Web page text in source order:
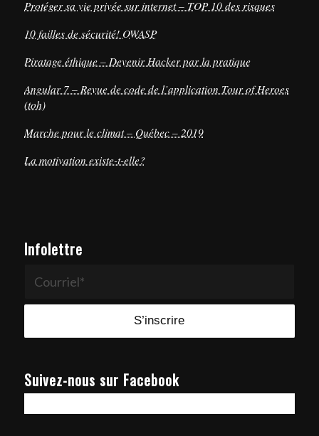
Protéger sa vie privée sur internet – TOP 10 des risques
10 failles de sécurité! OWASP
Piratage éthique – Devenir Hacker par la pratique
Angular 7 – Revue de code de l’application Tour of Heroes
(toh)
Marche pour le climat – Québec – 2019
La motivation existe-t-elle?
Infolettre
Suivez-nous sur Facebook